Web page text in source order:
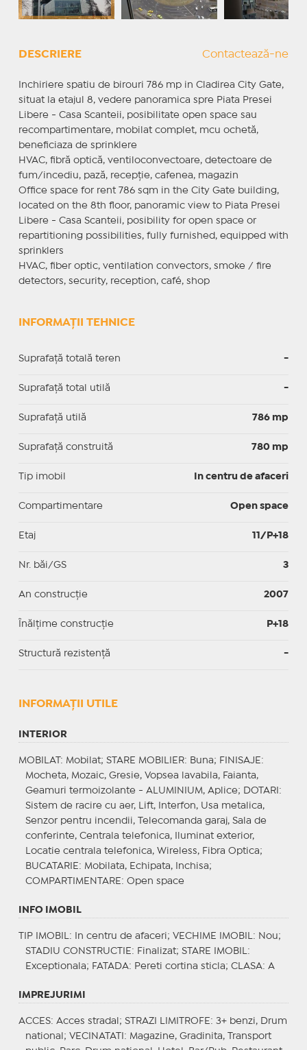
DESCRIERE Contactează-ne
Inchiriere spatiu de birouri 786 mp in Cladirea City Gate,
situat la etajul 8, vedere panoramica spre Piata Presei
Libere - Casa Scanteii, posibilitate open space sau
recompartimentare, mobilat complet, mcu ochetă,
beneficiaza de sprinklere
HVAC, fibră optică, ventiloconvectoare, detectoare de
fum/incediu, pază, recepţie, cafenea, magazin
Office space for rent 786 sqm in the City Gate building,
located on the 8th floor, panoramic view to Piata Presei
Libere - Casa Scanteii, posibility for open space or
repartitioning possibilities, fully furnished, equipped with
sprinklers
HVAC, fiber optic, ventilation convectors, smoke / fire
detectors, security, reception, café, shop
INFORMAȚII TEHNICE
Suprafață totală teren -
Suprafaţă total utilă -
Suprafaţă utilă 786 mp
Suprafaţă construită 780 mp
Tip imobil In centru de afaceri
Compartimentare Open space
Etaj 11/P+18
Nr. băi/GS 3
An construcție 2007
Înălțime construcție P+18
Structură rezistență -
INFORMAŢII UTILE
INTERIOR
MOBILAT : Mobilat; STARE MOBILIER: Buna; FINISAJE :
Mocheta, Mozaic, Gresie, Vopsea lavabila, Faianta,
Geamuri termoizolante - ALUMINIUM, Aplice;
DOTARI :
Sistem de racire cu aer, Lift, Interfon, Usa metalica,
Senzor pentru incendii, Telecomanda garaj, Sala de
conferinte, Centrala telefonica, Iluminat exterior,
Locatie centrala telefonica, Wireless, Fibra Optica;
BUCATARIE : Mobilata, Echipata, Inchisa;
COMPARTIMENTARE : Open space
INFO IMOBIL
TIP IMOBIL : In centru de afaceri; VECHIME IMOBIL : Nou;
STADIU CONSTRUCTIE : Finalizat; STARE IMOBIL :
Exceptionala; FATADA: Pereti cortina sticla; CLASA: A
IMPREJURIMI
ACCES: Acces stradal; STRAZI LIMITROFE : 3+ benzi, Drum
national; VECINATATI : Magazine, Gradinita, Transport